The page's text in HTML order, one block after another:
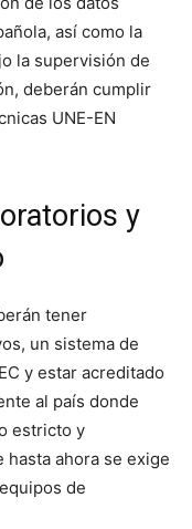
así como la
la supervisión de
deberán cumplir
UNE-EN
y
tener
un sistema de
y estar acreditado
al país donde
estricto y
ahora se exige
de